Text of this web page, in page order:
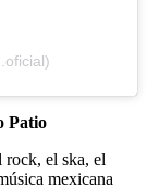
Patio
rock, el ska, el
mexicana